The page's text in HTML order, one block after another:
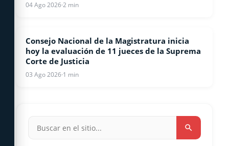
04 Ago 2026·2 min
NACIONALES
Consejo Nacional de la Magistratura inicia
hoy la evaluación de 11 jueces de la Suprema
Corte de Justicia
03 Ago 2026·1 min